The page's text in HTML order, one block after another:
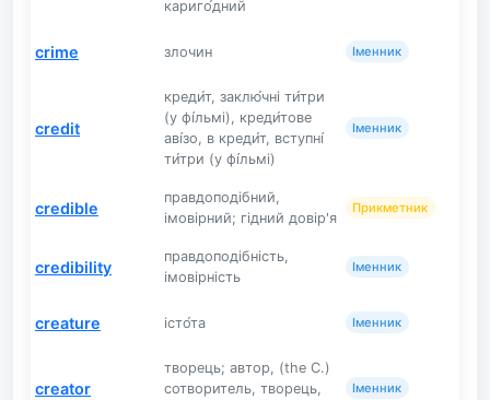
кариго́дний
crime злочин Іменник
credit
креди́т, заклю́чні ти́три
(у фі́льмі), креди́тове
аві́зо, в креди́т, вступні́
ти́три (у фі́льмі)
Іменник
credible
правдоподібний,
імовірний; гідний довір'я
Прикметник
credibility
правдоподібність,
імовірність
Іменник
creature істо́та Іменник
creator
творець; автор, (the C.)
сотворитель, творець,
Іменник